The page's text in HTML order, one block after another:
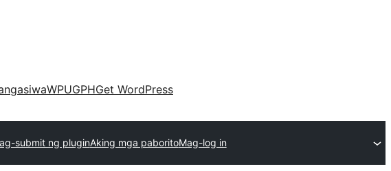
WPUGPHGet WordPress
submit ng pluginAking mga paboritoMag-log in